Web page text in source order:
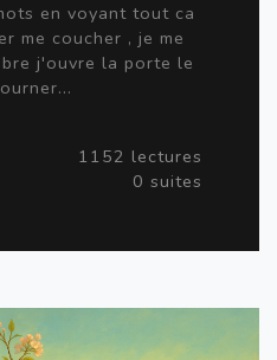
en voyant tout ca
me coucher , je me
j'ouvre la porte le
1152 lectures
0 suites